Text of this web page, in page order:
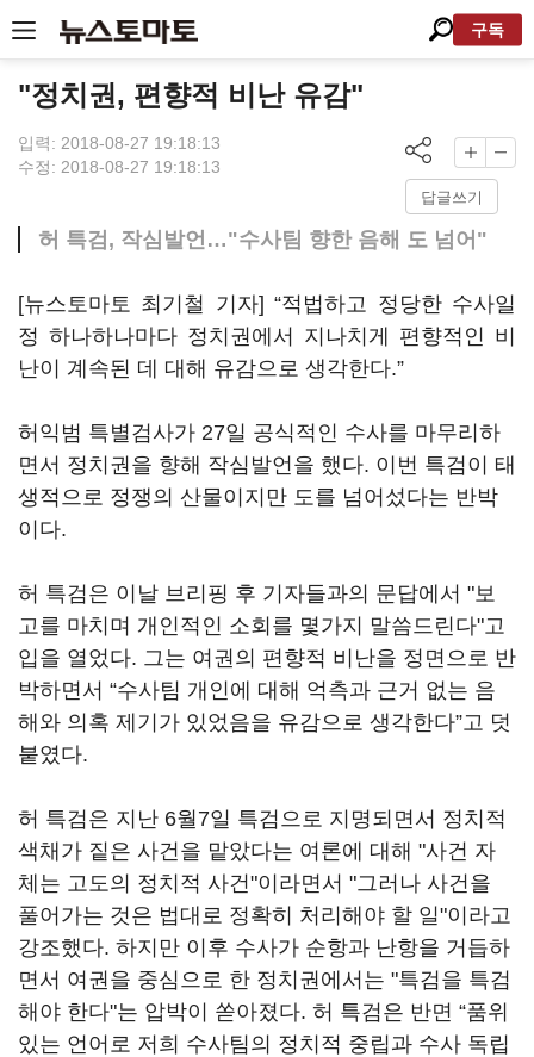
구독
"정치권, 편향적 비난 유감"
입력: 2018-08-27 19:18:13
수정: 2018-08-27 19:18:13
답글쓰기
허 특검, 작심발언…"수사팀 향한 음해 도 넘어"
[뉴스토마토 최기철 기자] “적법하고 정당한 수사일
정 하나하나마다 정치권에서 지나치게 편향적인 비
난이 계속된 데 대해 유감으로 생각한다.”
허익범 특별검사가 27일 공식적인 수사를 마무리하
면서 정치권을 향해 작심발언을 했다. 이번 특검이 태
생적으로 정쟁의 산물이지만 도를 넘어섰다는 반박
이다.
허 특검은 이날 브리핑 후 기자들과의 문답에서 "보
고를 마치며 개인적인 소회를 몇가지 말씀드린다"고
입을 열었다. 그는 여권의 편향적 비난을 정면으로 반
박하면서 “수사팀 개인에 대해 억측과 근거 없는 음
해와 의혹 제기가 있었음을 유감으로 생각한다”고 덧
붙였다.
허 특검은 지난 6월7일 특검으로 지명되면서 정치적
색채가 짙은 사건을 맡았다는 여론에 대해 "사건 자
체는 고도의 정치적 사건"이라면서 "그러나 사건을
풀어가는 것은 법대로 정확히 처리해야 할 일"이라고
강조했다. 하지만 이후 수사가 순항과 난항을 거듭하
면서 여권을 중심으로 한 정치권에서는 "특검을 특검
해야 한다"는 압박이 쏟아졌다. 허 특검은 반면 “품위
있는 언어로 저희 수사팀의 정치적 중립과 수사 독립